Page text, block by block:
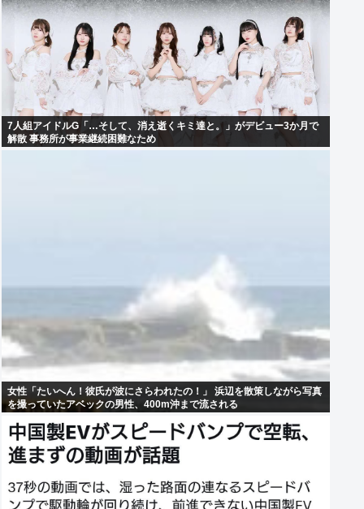
7人組アイドルG「…そして、消え逝くキミ達と。」がデビュー3か月で
解散 事務所が事業継続困難なため
女性「たいへん！彼氏が波にさらわれたの！」 浜辺を散策しながら写真
を撮っていたアベックの男性、400m沖まで流される